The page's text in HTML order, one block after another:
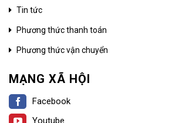
Tin tức
Phương thức thanh toán
Phương thức vận chuyển
MẠNG XÃ HỘI
Facebook
Youtube